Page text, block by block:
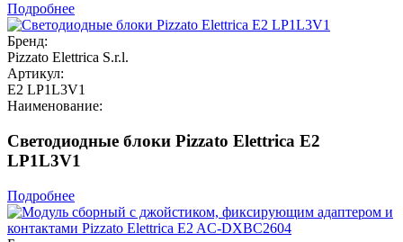
Подробнее
Бренд:
Pizzato Elettrica S.r.l.
Артикул:
E2 LP1L3V1
Наименование:
Светодиодные блоки Pizzato Elettrica E2
LP1L3V1
Подробнее